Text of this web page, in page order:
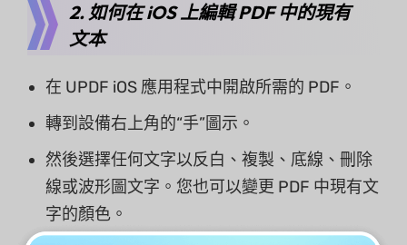
2. 如何在 iOS 上編輯 PDF 中的現有
文本
在 UPDF iOS 應用程式中開啟所需的 PDF。
轉到設備右上角的“手”圖示。
然後選擇任何文字以反白、複製、底線、刪除
線或波形圖文字。您也可以變更 PDF 中現有文
字的顏色。